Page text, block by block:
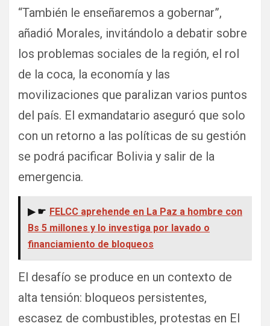
“También le enseñaremos a gobernar”,
añadió Morales, invitándolo a debatir sobre
los problemas sociales de la región, el rol
de la coca, la economía y las
movilizaciones que paralizan varios puntos
del país. El exmandatario aseguró que solo
con un retorno a las políticas de su gestión
se podrá pacificar Bolivia y salir de la
emergencia.
▶ ☛ FELCC aprehende en La Paz a hombre con
Bs 5 millones y lo investiga por lavado o
financiamiento de bloqueos
El desafío se produce en un contexto de
alta tensión: bloqueos persistentes,
escasez de combustibles, protestas en El